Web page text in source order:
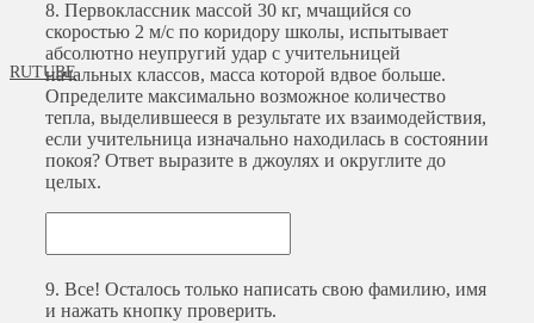
RUTUBE
8. Первоклассник массой 30 кг, мчащийся со
скоростью 2 м/с по коридору школы, испытывает
абсолютно неупругий удар с учительницей
начальных классов, масса которой вдвое больше.
Определите максимально возможное количество
тепла, выделившееся в результате их взаимодействия,
если учительница изначально находилась в состоянии
покоя? Ответ выразите в джоулях и округлите до
целых.
9. Все! Осталось только написать свою фамилию, имя
и нажать кнопку проверить.